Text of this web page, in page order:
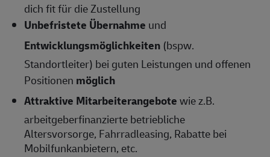
dich fit für die Zustellung
Unbefristete Übernahme und
Entwicklungsmöglichkeiten (bspw.
Standortleiter) bei guten Leistungen und offenen
Positionen möglich
Attraktive Mitarbeiterangebotewie z.B.
arbeitgeberfinanzierte betriebliche
Altersvorsorge, Fahrradleasing, Rabatte bei
Mobilfunkanbietern, etc.